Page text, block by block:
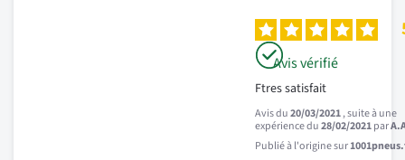
Avis vérifié
Ftres satisfait
Avis du20/03/2021, suite à une
expérience du28/02/2021par
Publié à l'origine sur